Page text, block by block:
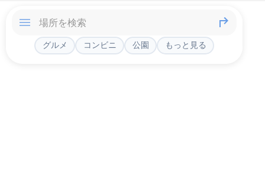
グルメ コンビニ 公園 もっと見る